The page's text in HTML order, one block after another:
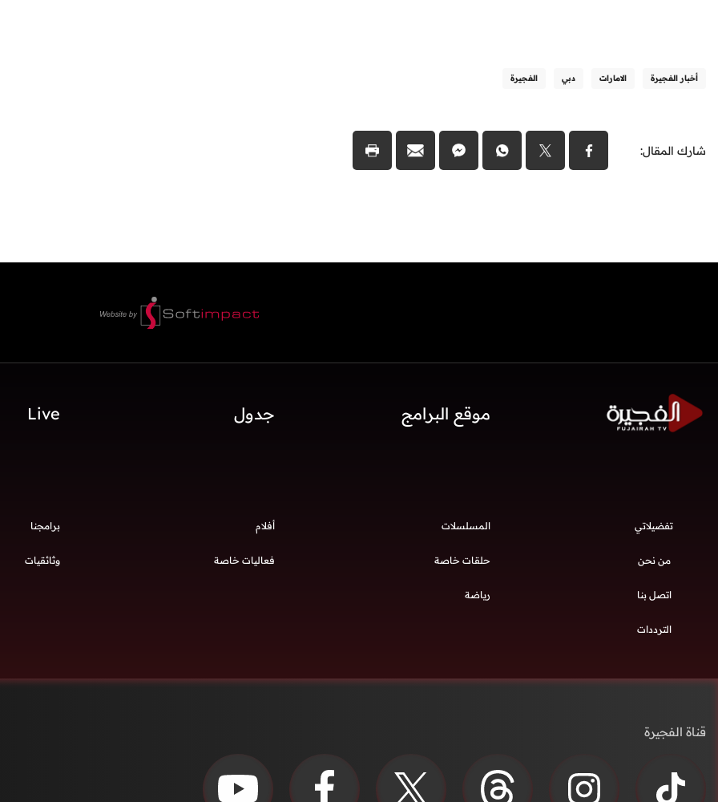
أخبار الفجيرة الامارات دبي الفجيرة
شارك المقال:
موقع البرامج جدول Live
تفضيلاتي
من نحن
اتصل بنا
الترددات
المسلسلات أفلام برامجنا
حلقات خاصة فعاليات خاصة وثائقيات
رياضة
قناة الفجيرة